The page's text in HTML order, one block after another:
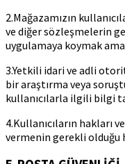
2.Mağazamızın
ve diğer sözleşmelerin
uygulamaya koymak
3.Yetkili idari ve adli
bir araştırma veya
kullanıcılarla ilgili bilgi
4.Kullanıcıların
vermenin gerekli olduğu